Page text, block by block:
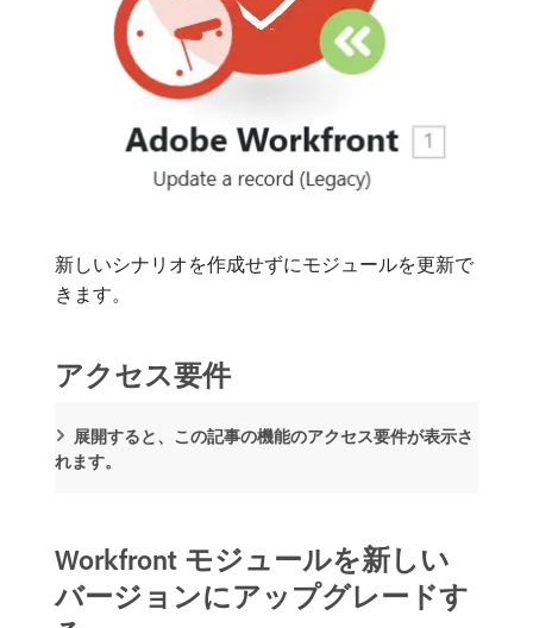
新しいシナリオを作成せずにモジュールを更新で
きます。
アクセス要件
展開すると、この記事の機能のアクセス要件が表示さ
れます。
Workfront モジュールを新しい
バージョンにアップグレードす